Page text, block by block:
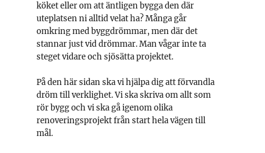
köket eller om att äntligen bygga den där
uteplatsen ni alltid velat ha? Många går
omkring med byggdrömmar, men där det
stannar just vid drömmar. Man vågar inte ta
steget vidare och sjösätta projektet.
På den här sidan ska vi hjälpa dig att förvandla
dröm till verklighet. Vi ska skriva om allt som
rör bygg och vi ska gå igenom olika
renoveringsprojekt från start hela vägen till
mål.